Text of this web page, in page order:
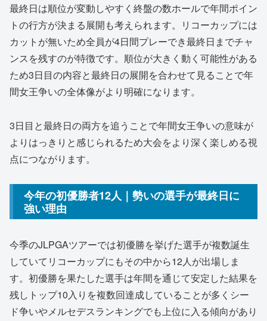
最終日は順位が変動しやすく終盤の数ホールで年間ポイン
トの行方が決まる展開も考えられます。リコーカップには
カットが無いため全員が4日間プレーでき最終日までチャ
ンスを残すのが特徴です。順位が大きく動く可能性がある
ため3日目の内容と最終日の展開を合わせて見ることで年
間女王争いの全体像がより明確になります。
3日目と最終日の両方を追うことで年間女王争いの意味が
よりはっきりと感じられるため大会をより深く楽しめる視
点につながります。
今年の初優勝者12人｜勢いの選手が最終日に
強い理由
今季のJLPGAツアーでは初優勝を挙げた選手が複数誕生
していてリコーカップにもその中から12人が出場しま
す。初優勝を果たした選手は年間を通じて安定した結果を
残しトップ10入りを複数回達成していることが多くシー
ド争いやメルセデスランキングでも上位に入る傾向があり